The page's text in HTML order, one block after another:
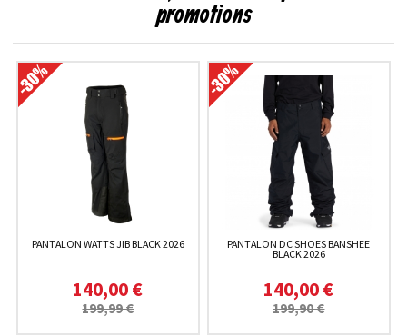
promotions
PANTALON WATTS JIB BLACK 2026
140,00 €
199,99 €
PANTALON DC SHOES BANSHEE
BLACK 2026
140,00 €
199,90 €